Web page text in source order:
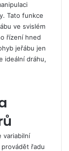
Tato funkce
ve svislém
řízení hned
jeřábu jen
ideální dráhu,
variabilní
řadu